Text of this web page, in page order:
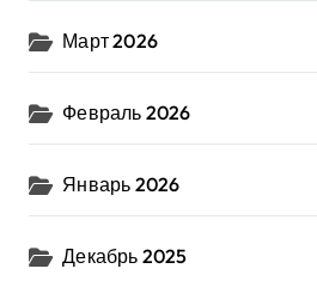
Март 2026
Февраль 2026
Январь 2026
Декабрь 2025